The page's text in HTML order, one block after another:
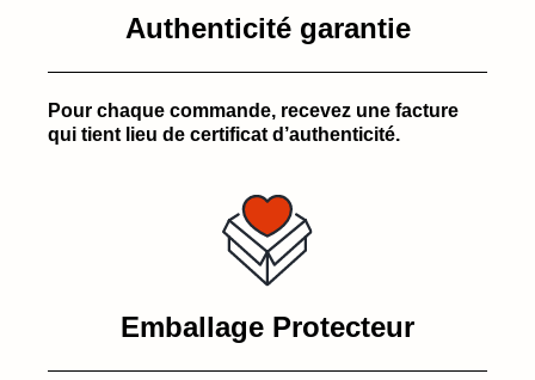
Authenticité garantie
Pour chaque commande, recevez une facture
qui tient lieu de certificat d’authenticité.
Emballage Protecteur